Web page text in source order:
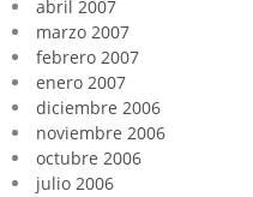
abril 2007
marzo 2007
febrero 2007
enero 2007
diciembre 2006
noviembre 2006
octubre 2006
julio 2006